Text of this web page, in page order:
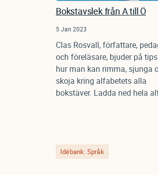
Bokstavslek från A till Ö
5 Jan 2023
Clas Rosvall, författare,
och föreläsare, bjuder på
hur man kan rimma, sjunga
skoja kring alfabetets alla
bokstäver. Ladda ned hela
Idébank: Språk